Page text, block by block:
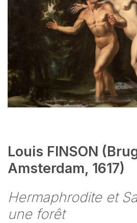
Louis FINSON
Amsterdam, 1617)
Hermaphrodite et
une forêt